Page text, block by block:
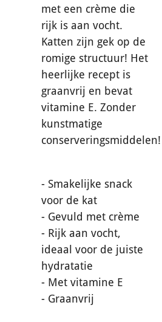
met een crème die
rijk is aan vocht.
Katten zijn gek op de
romige structuur! Het
heerlijke recept is
graanvrij en bevat
vitamine E. Zonder
kunstmatige
conserveringsmiddelen!
- Smakelijke snack
voor de kat
- Gevuld met crème
- Rijk aan vocht,
ideaal voor de juiste
hydratatie
- Met vitamine E
- Graanvrij